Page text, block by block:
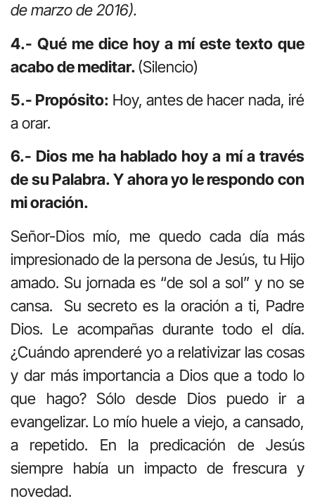
de marzo de 2016).
4.- Qué me dice hoy a mí este texto que
acabo de meditar.(Silencio)
5.- Propósito: Hoy, antes de hacer nada, iré
a orar.
6.- Dios me ha hablado hoy a mí a través
de su Palabra. Y ahora yo le respondo con
mi oración.
Señor-Dios mío, me quedo cada día más
impresionado de la persona de Jesús, tu Hijo
amado. Su jornada es “de sol a sol” y no se
cansa. Su secreto es la oración a ti, Padre
Dios. Le acompañas durante todo el día.
¿Cuándo aprenderé yo a relativizar las cosas
y dar más importancia a Dios que a todo lo
que hago? Sólo desde Dios puedo ir a
evangelizar. Lo mío huele a viejo, a cansado,
a repetido. En la predicación de Jesús
siempre había un impacto de frescura y
novedad.